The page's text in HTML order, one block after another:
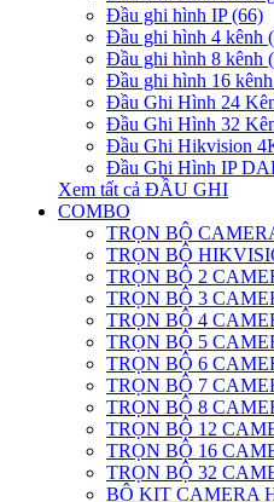
Đầu ghi hình IP (66)
Đầu ghi hình 4 kênh
Đầu ghi hình 8 kênh
Đầu ghi hình 16
Đầu Ghi Hình 24
Đầu Ghi Hình 32
Đầu Ghi Hikvision
Đầu Ghi Hình IP
Xem tất cả ĐẦU GHI
COMBO
TRỌN BỘ
TRỌN BỘ
TRỌN BỘ 2
TRỌN BỘ 3
TRỌN BỘ 4
TRỌN BỘ 5
TRỌN BỘ 6
TRỌN BỘ 7
TRỌN BỘ 8
TRỌN BỘ 12
TRỌN BỘ 16
TRỌN BỘ 32
BỘ KIT CAMERA